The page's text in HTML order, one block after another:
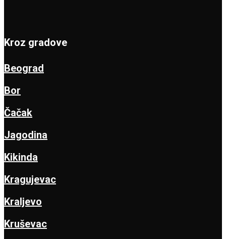
Kroz gradove
Beograd
Bor
Čačak
Jagodina
Kikinda
Kragujevac
Kraljevo
Kruševac